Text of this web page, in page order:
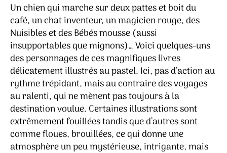
Un chien qui marche sur deux pattes et boit du
café, un chat inventeur, un magicien rouge, des
Nuisibles et des Bébés mousse (aussi
insupportables que mignons)… Voici quelques-uns
des personnages de ces magnifiques livres
délicatement illustrés au pastel. Ici, pas d’action au
rythme trépidant, mais au contraire des voyages
au ralenti, qui ne mènent pas toujours à la
destination voulue. Certaines illustrations sont
extrêmement fouillées tandis que d’autres sont
comme floues, brouillées, ce qui donne une
atmosphère un peu mystérieuse, intrigante, mais